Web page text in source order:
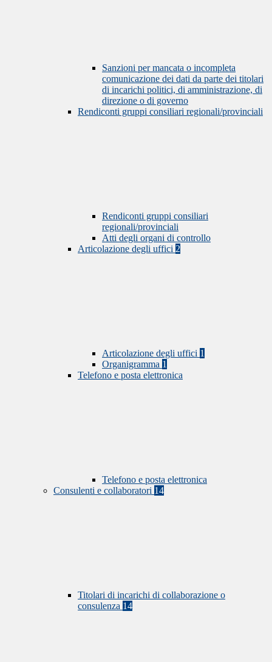
Sanzioni per mancata o incompleta
comunicazione dei dati da parte dei titolari
di incarichi politici, di amministrazione, di
direzione o di governo
Rendiconti gruppi consiliari regionali/provinciali
Rendiconti gruppi consiliari
regionali/provinciali
Atti degli organi di controllo
Articolazione degli uffici 2
Articolazione degli uffici 1
Organigramma 1
Telefono e posta elettronica
Telefono e posta elettronica
Consulenti e collaboratori 14
Titolari di incarichi di collaborazione o
consulenza 14